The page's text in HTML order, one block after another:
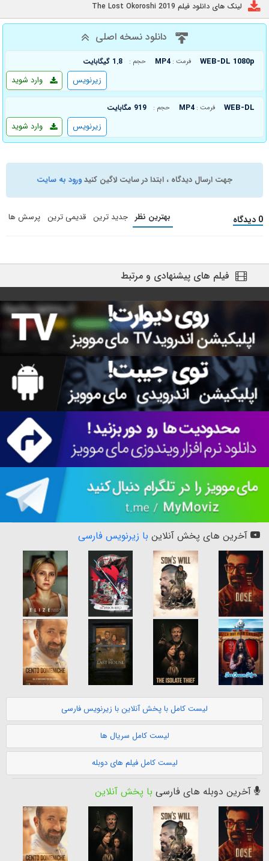
لینک های دانلود فیلم The Lost Okoroshi 2019
دانلود نسخه اصلی
WEB-DL 1080p فرمت : MP4 حجم : 1.8 گیگابایت
وارد شوید زیرنویس
WEB-DL فرمت : MP4 حجم : 919 مگابایت
وارد شوید زیرنویس
جهت ارسال دیدگاه ، ابتدا در سایت لاگین کنیدورود به سایت
0 دیدگاه بهترین نظر جدید ترین قدیمی ترین پرسش ها
فیلم های پیشنهادی و مرتبط
آخرین های پخش آنلاین با زیرنویس فارسی
لیست کامل با پخش آنلاین با زیرنویس فارسی
لیست کامل سریال ها
لیست کامل فیلم های دوبله
آخرین دوبله های فارسی با پخش آنلاین